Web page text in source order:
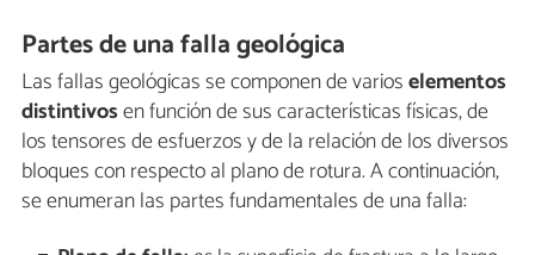
Partes de una falla geológica
Las fallas geológicas se componen de varioselementos
distintivosen función de sus características físicas, de
los tensores de esfuerzos y de la relación de los diversos
bloques con respecto al plano de rotura. A continuación,
se enumeran las partes fundamentales de una falla: